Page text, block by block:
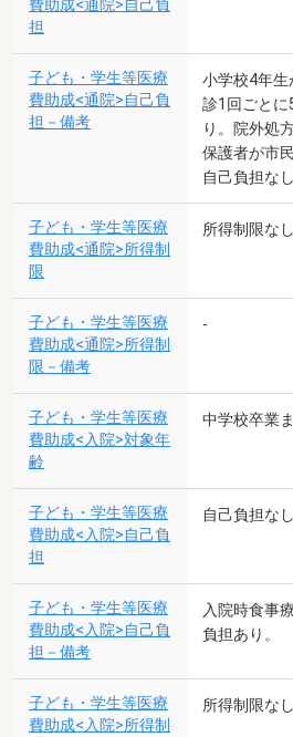
費助成<通院>自己負
担
子ども・学生等医療
費助成<通院>自己負
担－備考
小学校4年生
診1回ごとに
り。院外処
保護者が市
自己負担なし
子ども・学生等医療
費助成<通院>所得制
限
所得制限なし
子ども・学生等医療
費助成<通院>所得制
限－備考
-
子ども・学生等医療
費助成<入院>対象年
齢
中学校卒業
子ども・学生等医療
費助成<入院>自己負
担
自己負担なし
子ども・学生等医療
費助成<入院>自己負
担－備考
入院時食事
負担あり。
子ども・学生等医療
費助成<入院>所得制
所得制限なし